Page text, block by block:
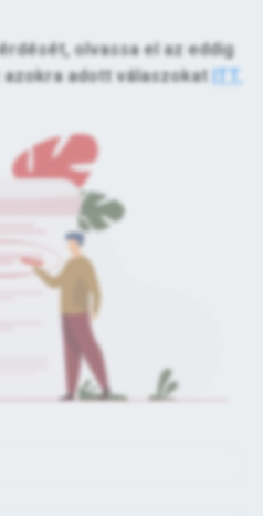
olvassa el az eddig
adott válaszokat ITT.